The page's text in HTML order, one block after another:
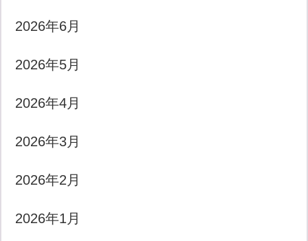
2026年6月
2026年5月
2026年4月
2026年3月
2026年2月
2026年1月